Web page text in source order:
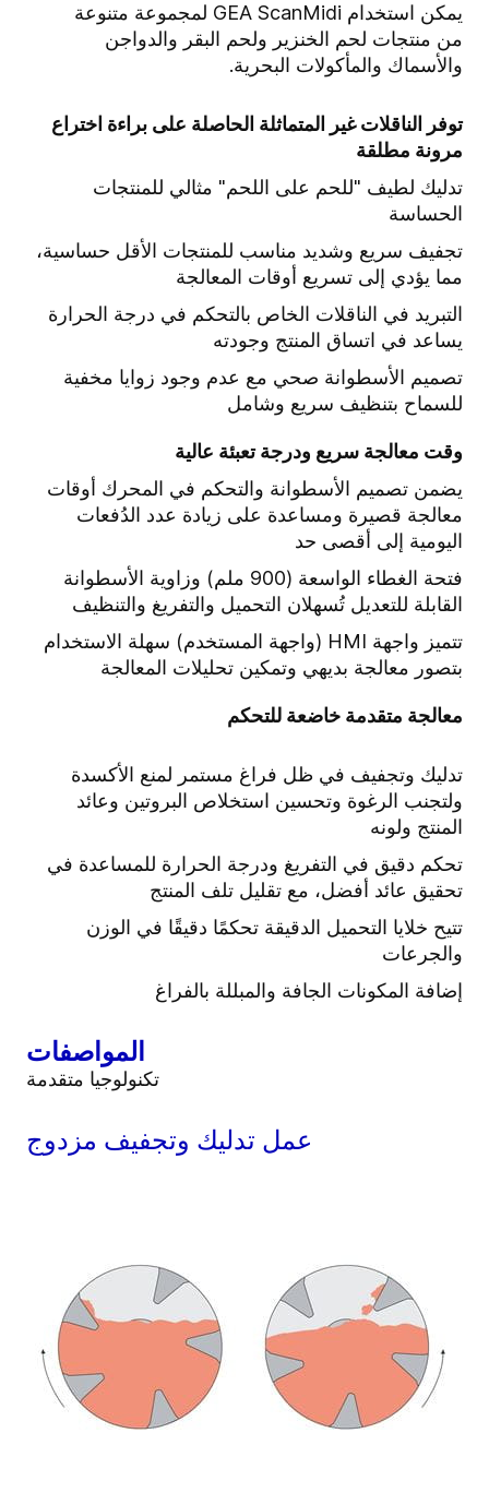
يمكن استخدام GEA ScanMidi لمجموعة متنوعة
من منتجات لحم الخنزير ولحم البقر والدواجن
والأسماك والمأكولات البحرية.
توفر الناقلات غير المتماثلة الحاصلة على براءة اختراع
مرونة مطلقة
تدليك لطيف "للحم على اللحم" مثالي للمنتجات
الحساسة
تجفيف سريع وشديد مناسب للمنتجات الأقل حساسية،
مما يؤدي إلى تسريع أوقات المعالجة
التبريد في الناقلات الخاص بالتحكم في درجة الحرارة
يساعد في اتساق المنتج وجودته
تصميم الأسطوانة صحي مع عدم وجود زوايا مخفية
للسماح بتنظيف سريع وشامل
وقت معالجة سريع ودرجة تعبئة عالية
يضمن تصميم الأسطوانة والتحكم في المحرك أوقات
معالجة قصيرة ومساعدة على زيادة عدد الدُفعات
اليومية إلى أقصى حد
فتحة الغطاء الواسعة (900 ملم) وزاوية الأسطوانة
القابلة للتعديل تُسهلان التحميل والتفريغ والتنظيف
تتميز واجهة HMI (واجهة المستخدم) سهلة الاستخدام
بتصور معالجة بديهي وتمكين تحليلات المعالجة
معالجة متقدمة خاضعة للتحكم
تدليك وتجفيف في ظل فراغ مستمر لمنع الأكسدة
ولتجنب الرغوة وتحسين استخلاص البروتين وعائد
المنتج ولونه
تحكم دقيق في التفريغ ودرجة الحرارة للمساعدة في
تحقيق عائد أفضل، مع تقليل تلف المنتج
تتيح خلايا التحميل الدقيقة تحكمًا دقيقًا في الوزن
والجرعات
إضافة المكونات الجافة والمبللة بالفراغ
المواصفات
تكنولوجيا متقدمة
عمل تدليك وتجفيف مزدوج